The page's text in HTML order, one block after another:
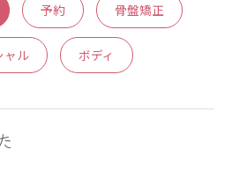
予約 骨盤矯正
ャル ボディ